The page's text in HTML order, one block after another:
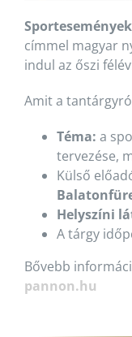
címmel magyar
indul az őszi
Amit a
Téma: a
tervezése,
Külső
Helyszíni
A tárgy
Bővebb
pannon.hu